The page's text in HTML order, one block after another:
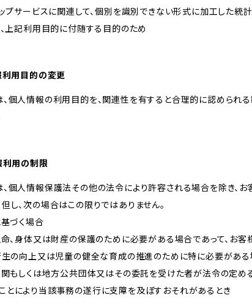
ップサービスに関連して、個別を識別できない形式に加工した統
、上記利用目的に付随する目的のため
用目的の変更
、個人情報の利用目的を、関連性を有すると合理的に認めら
用の制限
、個人情報保護法その他の法令により許容される場合を除き
但し、次の場合はこの限りではありません。
基づく場合
命、身体又は財産の保護のために必要がある場合であって、お
生の向上又は児童の健全な育成の推進のために特に必要があ
関もしくは地方公共団体又はその委託を受けた者が法令の定
とにより当該事務の遂行に支障を及ぼすおそれがあるとき